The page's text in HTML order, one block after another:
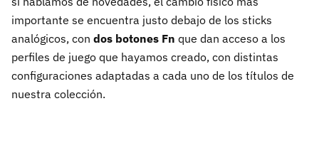
importante se encuentra justo debajo de los sticks
analógicos, con dos botones Fn que dan acceso a los
perfiles de juego que hayamos creado, con distintas
configuraciones adaptadas a cada uno de los títulos de
nuestra colección.